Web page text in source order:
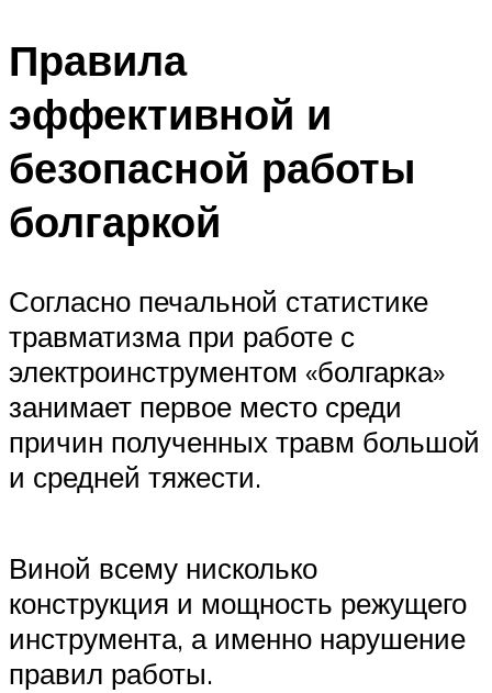
Правила
эффективной и
безопасной работы
болгаркой
Согласно печальной статистике
травматизма при работе с
электроинструментом «болгарка»
занимает первое место среди
причин полученных травм большой
и средней тяжести.
Виной всему нисколько
конструкция и мощность режущего
инструмента, а именно нарушение
правил работы.